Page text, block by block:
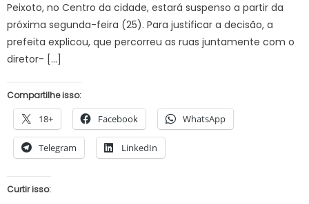
Peixoto, no Centro da cidade, estará suspenso a partir da
próxima segunda-feira (25). Para justificar a decisão, a
prefeita explicou, que percorreu as ruas juntamente com o
diretor- […]
Compartilhe isso:
18+ Facebook WhatsApp
Telegram LinkedIn
Curtir isso: